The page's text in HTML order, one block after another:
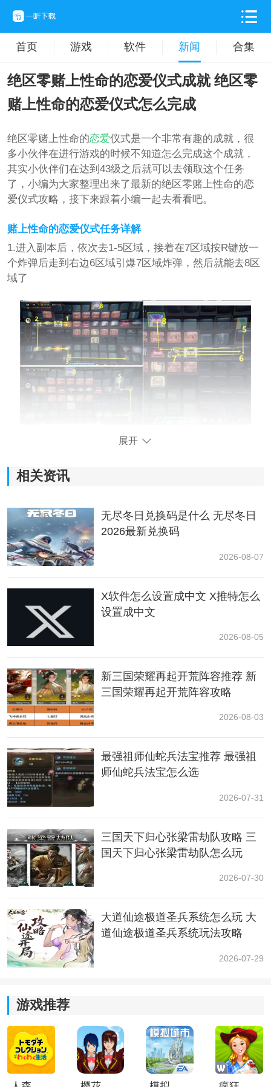
首页 游戏 软件 新闻 合集
绝区零赌上性命的恋爱仪式成就 绝区零
赌上性命的恋爱仪式怎么完成
绝区零赌上性命的恋爱仪式是一个非常有趣的成就，很
多小伙伴在进行游戏的时候不知道怎么完成这个成就，
其实小伙伴们在达到43级之后就可以去领取这个任务
了，小编为大家整理出来了最新的绝区零赌上性命的恋
爱仪式攻略，接下来跟着小编一起去看看吧。
赌上性命的恋爱仪式任务详解
1.进入副本后，依次去1-5区域，接着在7区域按R键放一
个炸弹后走到右边6区域引爆7区域炸弹，然后就能去8区
域了
下面12区域引爆11区域炸弹，炸掉13区域过来的怪后，
再去上面拿了13区域宝箱，接着去14区域将15区域弹簧
3.接着将17区域的炸弹推到18区域后，从下面19区域弹
到20区域，接着去21和22区域，接着去23-24-25-26区
域，接着去23-24-27区域，然后去28区域，接着在29区
域放一个炸弹后，再去左上角30区域选择【呼唤】
域放一个炸弹，然后在上面35区域左右走引爆34区域炸
弹
展开
相关资讯
无尽冬日兑换码是什么 无尽冬日
2026最新兑换码
2026-08-07
X软件怎么设置成中文 X推特怎么
设置成中文
2026-08-05
新三国荣耀再起开荒阵容推荐 新
三国荣耀再起开荒阵容攻略
2026-08-03
最强祖师仙蛇兵法宝推荐 最强祖
师仙蛇兵法宝怎么选
2026-07-31
三国天下归心张梁雷劫队攻略 三
国天下归心张梁雷劫队怎么玩
2026-07-30
大道仙途极道圣兵系统怎么玩 大
道仙途极道圣兵系统玩法攻略
2026-07-29
游戏推荐